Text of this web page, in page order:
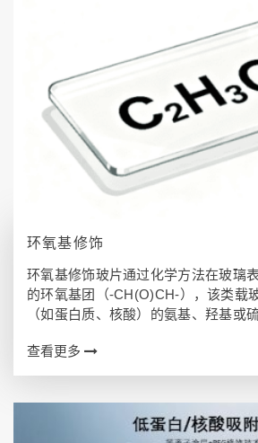
环氧基修饰
环氧基修饰玻片通过化学方法在玻璃
的环氧基团（-CH(O)CH-），该类载
（如蛋白质、核酸）的氨基、羟基或
极低背景信号的平衡——既能高效捕
查看更多